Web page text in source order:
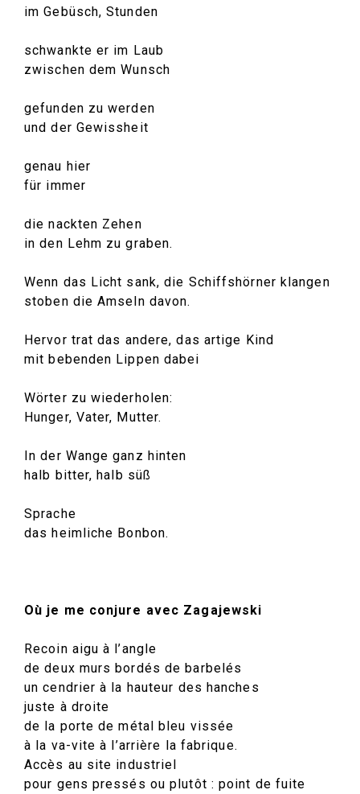
im Gebüsch, Stunden
schwankte er im Laub
zwischen dem Wunsch
gefunden zu werden
und der Gewissheit
genau hier
für immer
die nackten Zehen
in den Lehm zu graben.
Wenn das Licht sank, die Schiffshörner klangen
stoben die Amseln davon.
Hervor trat das andere, das artige Kind
mit bebenden Lippen dabei
Wörter zu wiederholen:
Hunger, Vater, Mutter.
In der Wange ganz hinten
halb bitter, halb süß
Sprache
das heimliche Bonbon.
Où je me conjure avec Zagajewski
Recoin aigu à l’angle
de deux murs bordés de barbelés
un cendrier à la hauteur des hanches
juste à droite
de la porte de métal bleu vissée
à la va-vite à l’arrière la fabrique.
Accès au site industriel
pour gens pressés ou plutôt : point de fuite